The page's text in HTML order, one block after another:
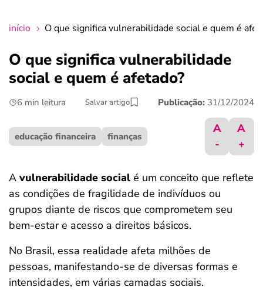
crédito fácil
últimas notícias
ferramentas
início O que significa vulnerabilidade social e quem é
O que significa vulnerabilidade
social e quem é afetado?
6 min leitura Salvar artigo Publicação: 31/12/2024
educação financeira finanças
A
-
A
+
A vulnerabilidade social é um conceito que reflete
as condições de fragilidade de indivíduos ou
grupos diante de riscos que comprometem seu
bem-estar e acesso a direitos básicos.
No Brasil, essa realidade afeta milhões de
pessoas, manifestando-se de diversas formas e
intensidades, em várias camadas sociais.